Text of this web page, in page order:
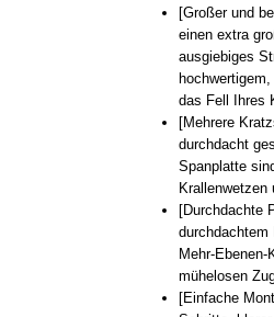
[Großer und
einen extra
ausgiebiges
das Fell Ihres
[Mehrere
durchdacht
Spanplatte
Krallenwetzen
[Durchdachte
durchdachtem
Mehr-
mühelosen
[Einfache